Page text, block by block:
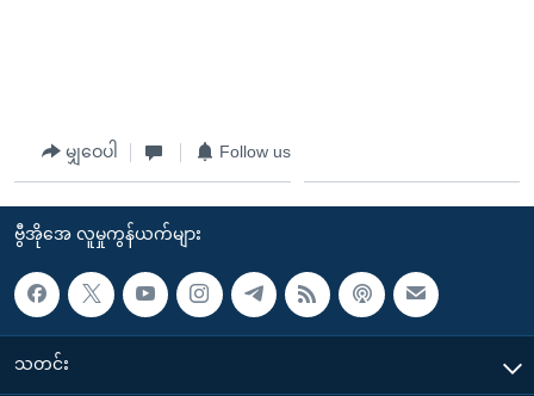
မျှဝေပါ Follow us
ဗွီအိုအေ လူမှုကွန်ယက်များ
သတင်း